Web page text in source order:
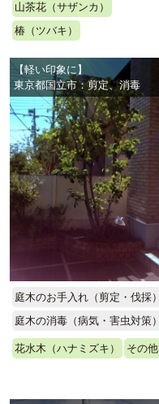
山茶花（サザンカ）
椿（ツバキ）
【軽い印象に】
東京都国立市：剪定、消毒
庭木のお手入れ（剪定・伐採）
庭木の消毒（病気・害虫対策）
花水木（ハナミズキ） その他